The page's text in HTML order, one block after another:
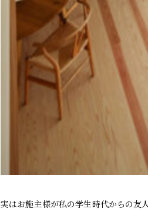
実はお施主様が私の学生時代からの友